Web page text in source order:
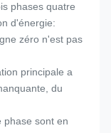
phases quatre
d'énergie:
zéro n'est pas
principale a
du
phase sont en